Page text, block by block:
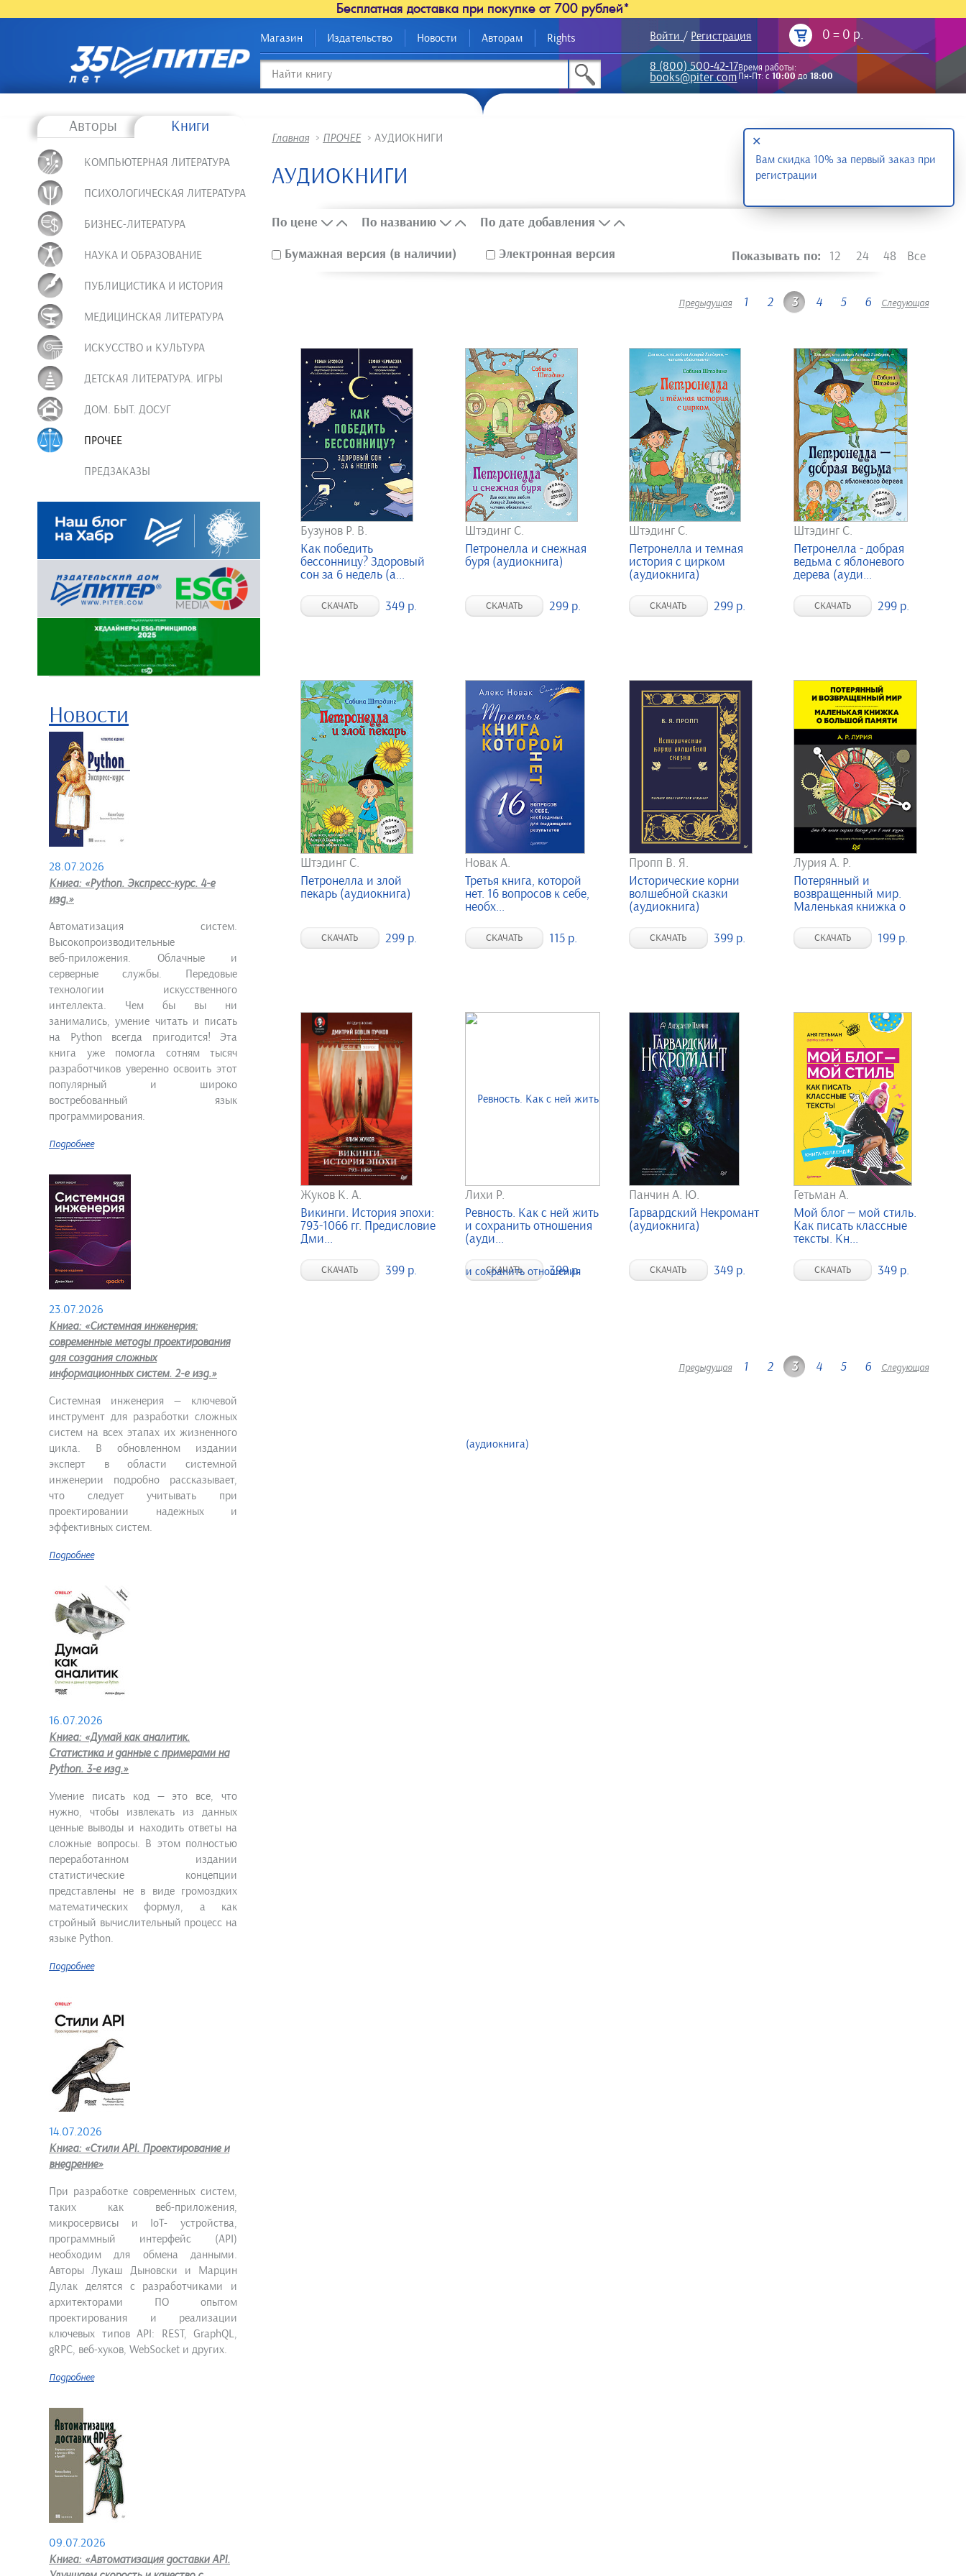
Бесплатная доставка при покупке от 700 рублей*
Магазин Издательство Новости Авторам Rights Войти / Регистрация 0 = 0 р.
8 (800) 500-42-17
books@piter.com
Время работы:
Пн-Пт: с10:00до18:00
Авторы Книги
КОМПЬЮТЕРНАЯ ЛИТЕРАТУРА
ПСИХОЛОГИЧЕСКАЯ ЛИТЕРАТУРА
БИЗНЕС-ЛИТЕРАТУРА
НАУКА И ОБРАЗОВАНИЕ
ПУБЛИЦИСТИКА И ИСТОРИЯ
МЕДИЦИНСКАЯ ЛИТЕРАТУРА
ИСКУССТВО и КУЛЬТУРА
ДЕТСКАЯ ЛИТЕРАТУРА. ИГРЫ
ДОМ. БЫТ. ДОСУГ
ПРОЧЕЕ
ПРЕДЗАКАЗЫ
Новости
28.07.2026
Книга: «Python. Экспресс‑курс. 4-е
изд.»
Автоматизация систем.
Высокопроизводительные
веб‑приложения. Облачные и
серверные службы. Передовые
технологии искусственного
интеллекта. Чем бы вы ни
занимались, умение читать и писать
на Python всегда пригодится! Эта
книга уже помогла сотням тысяч
разработчиков уверенно освоить этот
популярный и широко
востребованный язык
программирования.
Подробнее
23.07.2026
Книга: «Системная инженерия:
современные методы проектирования
для создания сложных
информационных систем. 2-е изд.»
Системная инженерия — ключевой
инструмент для разработки сложных
систем на всех этапах их жизненного
цикла. В обновленном издании
эксперт в области системной
инженерии подробно рассказывает,
что следует учитывать при
проектировании надежных и
эффективных систем.
Подробнее
16.07.2026
Книга: «Думай как аналитик.
Статистика и данные с примерами на
Python. 3-е изд.»
Умение писать код — это все, что
нужно, чтобы извлекать из данных
ценные выводы и находить ответы на
сложные вопросы. В этом полностью
переработанном издании
статистические концепции
представлены не в виде громоздких
математических формул, а как
стройный вычислительный процесс на
языке Python.
Подробнее
14.07.2026
Книга: «Стили API. Проектирование и
внедрение»
При разработке современных систем,
таких как веб-приложения,
микросервисы и IoT- устройства,
программный интерфейс (API)
необходим для обмена данными.
Авторы Лукаш Дыновски и Марцин
Дулак делятся с разработчиками и
архитекторами ПО опытом
проектирования и реализации
ключевых типов API: REST, GraphQL,
gRPC, веб-хуков, WebSocket и других.
Подробнее
09.07.2026
Книга: «Автоматизация доставки API.
Главная > ПРОЧЕЕ > АУДИОКНИГИ
АУДИОКНИГИ
По цене По названию По дате добавления
Бумажная версия (в наличии) Электронная версия Показывать по: 12 24 48 Все
Предыдущая 1 2 3 4 5 6 Следующая
Бузунов Р. В.
Как победить
бессонницу? Здоровый
сон за 6 недель (а...
СКАЧАТЬ 349 р.
Штэдинг С.
Петронелла и снежная
буря (аудиокнига)
СКАЧАТЬ 299 р.
Штэдинг С.
Петронелла и темная
история с цирком
(аудиокнига)
СКАЧАТЬ 299 р.
Штэдинг С.
Петронелла - добрая
ведьма с яблоневого
дерева (ауди...
СКАЧАТЬ 299 р.
Штэдинг С.
Петронелла и злой
пекарь (аудиокнига)
СКАЧАТЬ 299 р.
Новак А.
Третья книга, которой
нет. 16 вопросов к себе,
необх...
СКАЧАТЬ 115 р.
Пропп В. Я.
Исторические корни
волшебной сказки
(аудиокнига)
СКАЧАТЬ 399 р.
Лурия А. Р.
Потерянный и
возвращенный мир.
Маленькая книжка о
СКАЧАТЬ 199 р.
Жуков К. А.
Викинги. История эпохи:
793-1066 гг. Предисловие
Дми...
СКАЧАТЬ 399 р.
Лихи Р.
Ревность. Как с ней жить
и сохранить отношения
(ауди...
СКАЧАТЬ 399 р.
Панчин А. Ю.
Гарвардский Некромант
(аудиокнига)
СКАЧАТЬ 349 р.
Гетьман А.
Мой блог — мой стиль.
Как писать классные
тексты. Кн...
СКАЧАТЬ 349 р.
Предыдущая 1 2 3 4 5 6 Следующая
Вам скидка 10% за первый заказ при
регистрации
✕